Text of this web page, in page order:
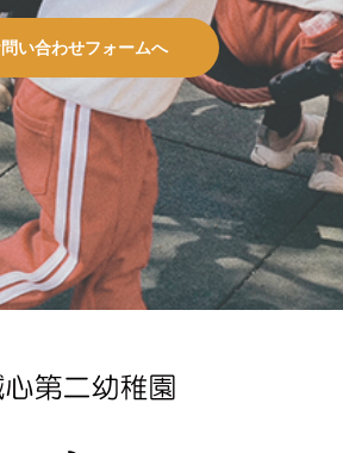
い合わせフォームへ